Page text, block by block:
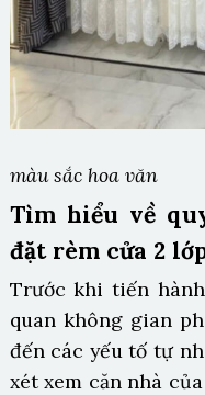
Rèm vải 2
màu sắc hoa văn
Tìm hiểu về
đặt rèm cửa 2
Trước khi tiến
quan không gian
đến các yếu tố tự
xét xem căn nhà